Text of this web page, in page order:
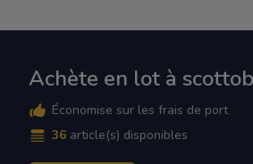
Achète en lot à
Économise sur les frais de port
36 article(s) disponibles